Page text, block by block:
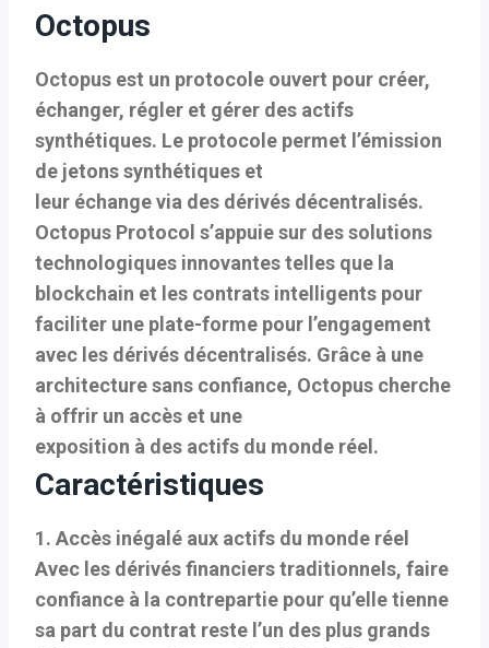
Octopus
Octopus est un protocole ouvert pour créer,
échanger, régler et gérer des actifs
synthétiques. Le protocole permet l’émission
de jetons synthétiques et
leur échange via des dérivés décentralisés.
Octopus Protocol s’appuie sur des solutions
technologiques innovantes telles que la
blockchain et les contrats intelligents pour
faciliter une plate-forme pour l’engagement
avec les dérivés décentralisés. Grâce à une
architecture sans confiance, Octopus cherche
à offrir un accès et une
exposition à des actifs du monde réel.
Caractéristiques
1. Accès inégalé aux actifs du monde réel
Avec les dérivés financiers traditionnels, faire
confiance à la contrepartie pour qu’elle tienne
sa part du contrat reste l’un des plus grands